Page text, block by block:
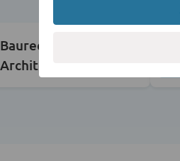
Baurecht &
Architektenrecht